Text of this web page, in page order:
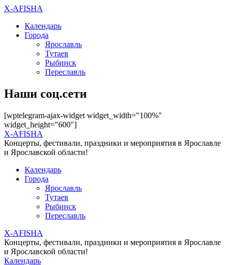
X-AFISHA
Календарь
Города
Ярославль
Тутаев
Рыбинск
Переславль
Наши соц.сети
[wptelegram-ajax-widget widget_width="100%"
widget_height="600"]
X-AFISHA
Концерты, фестивали, праздники и мероприятия в Ярославле
и Ярославской области!
Календарь
Города
Ярославль
Тутаев
Рыбинск
Переславль
X-AFISHA
Концерты, фестивали, праздники и мероприятия в Ярославле
и Ярославской области!
Календарь